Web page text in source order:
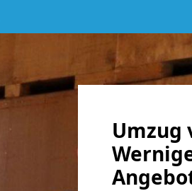
Umzug